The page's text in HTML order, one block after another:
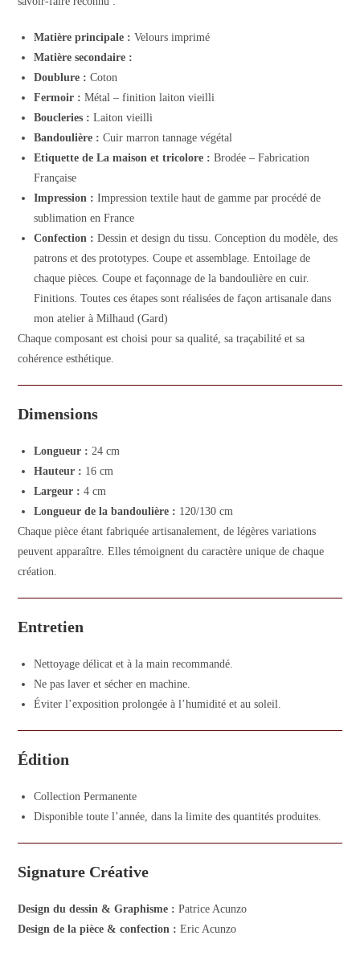
Matière principale :Velours imprimé
Matière secondaire :
Doublure : Coton
Fermoir : Métal – finition laiton vieilli
Boucleries : Laiton vieilli
Bandoulière :Cuir marron tannage végétal
Etiquette de La maison et tricolore : Brodée – Fabrication
Française
Impression : Impression textile haut de gamme par procédé de
sublimation en France
Confection : Dessin et design du tissu. Conception du modèle, des
patrons et des prototypes. Coupe et assemblage. Entoilage de
chaque pièces. Coupe et façonnage de la bandoulière en cuir.
Finitions. Toutes ces étapes sont réalisées de façon artisanale dans
mon atelier à Milhaud (Gard)
Chaque composant est choisi pour sa qualité, sa traçabilité et sa
cohérence esthétique.
Dimensions
Longueur : 24 cm
Hauteur : 16 cm
Largeur : 4 cm
Longueur de la bandoulière : 120/130 cm
Chaque pièce étant fabriquée artisanalement, de légères variations
peuvent apparaître. Elles témoignent du caractère unique de chaque
création.
Entretien
Nettoyage délicat et à la main recommandé.
Ne pas laver et sécher en machine.
Éviter l’exposition prolongée à l’humidité et au soleil.
Édition
Collection Permanente
Disponible toute l’année, dans la limite des quantités produites.
Signature Créative
Design du dessin & Graphisme : Patrice Acunzo
Design de la pièce & confection : Eric Acunzo